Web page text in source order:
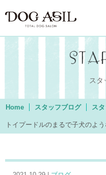
スタ
Home スタッフブログ ス
トイプードルのまるで子犬のよ